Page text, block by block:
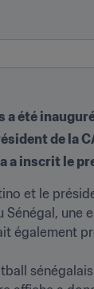
été
de la
a inscrit le
et le
également